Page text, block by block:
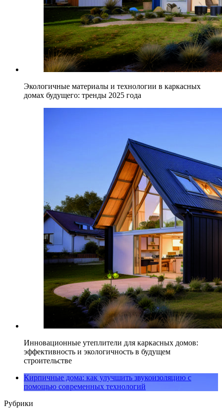
Экологичные материалы и технологии в каркасных
домах будущего: тренды 2025 года
Инновационные утеплители для каркасных домов:
эффективность и экологичность в будущем
строительстве
Кирпичные дома: как улучшить звукоизоляцию с
помощью современных технологий
Рубрики